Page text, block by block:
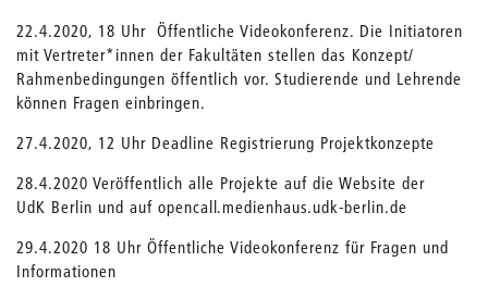
22.4.2020, 18 Uhr Öffentliche Videokonferenz. Die Initiatoren
mit Vertreter*innen der Fakultäten stellen das Konzept/
Rahmenbedingungen öffentlich vor. Studierende und Lehrende
können Fragen einbringen.
27.4.2020, 12 Uhr Deadline Registrierung Projektkonzepte
28.4.2020 Veröffentlich alle Projekte auf die Website der
UdK Berlin und auf opencall.medienhaus.udk-berlin.de
29.4.2020 18 Uhr Öffentliche Videokonferenz für Fragen und
Informationen